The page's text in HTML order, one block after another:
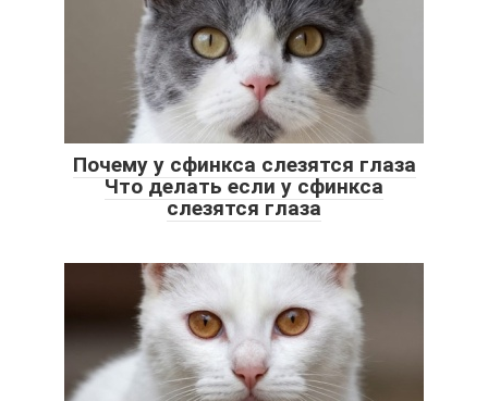
Почему у сфинкса слезятся глаза
Что делать если у сфинкса
слезятся глаза